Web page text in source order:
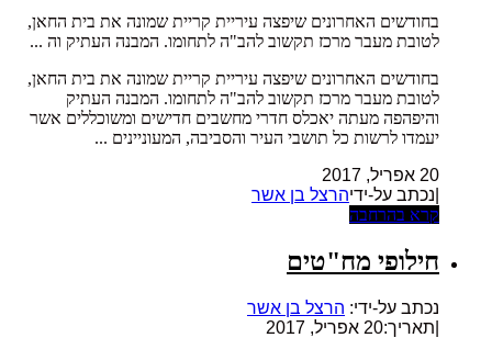
בחודשים האחרונים שיפצה עיריית קריית שמונה את בית החאן,
לטובת מעבר מרכז תקשוב להב"ה לתחומו. המבנה העתיק וה ...
בחודשים האחרונים שיפצה עיריית קריית שמונה את בית החאן,
לטובת מעבר מרכז תקשוב להב"ה לתחומו. המבנה העתיק
והיפהפה מעתה יאכלס חדרי מחשבים חדישים ומשוכללים אשר
יעמדו לרשות כל תושבי העיר והסביבה, המעוניינים ...
20 אפריל, 2017
|נכתב על-ידיהרצל בן אשר
קרא בהרחבה
חילופי מח"טים
נכתב על-ידי: הרצל בן אשר
תאריך:20 אפריל, 2017